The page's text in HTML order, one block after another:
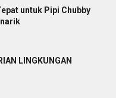
untuk Pipi Chubby
LINGKUNGAN